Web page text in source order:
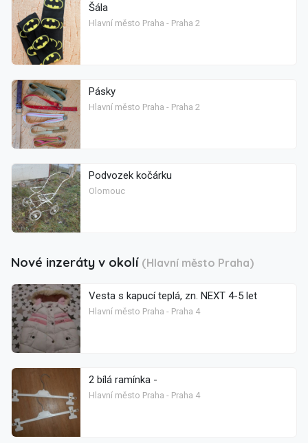
Šála
Hlavní město Praha - Praha 2
Pásky
Hlavní město Praha - Praha 2
Podvozek kočárku
Olomouc
Nové inzeráty v okolí (Hlavní město Praha)
Vesta s kapucí teplá, zn. NEXT 4-5 let
Hlavní město Praha - Praha 4
2 bílá ramínka -
Hlavní město Praha - Praha 4